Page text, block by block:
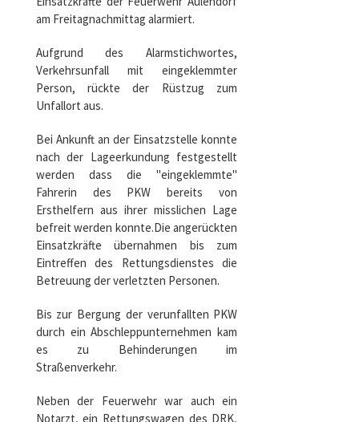
am Freitagnachmittag alarmiert.
Aufgrund des Alarmstichwortes,
Verkehrsunfall mit eingeklemmter
Person, rückte der Rüstzug zum
Unfallort aus.
Bei Ankunft an der Einsatzstelle konnte
nach der Lageerkundung festgestellt
werden dass die "eingeklemmte"
Fahrerin des PKW bereits von
Ersthelfern aus ihrer misslichen Lage
befreit werden konnte.Die angerückten
Einsatzkräfte übernahmen bis zum
Eintreffen des Rettungsdienstes die
Betreuung der verletzten Personen.
Bis zur Bergung der verunfallten PKW
durch ein Abschleppunternehmen kam
es zu Behinderungen im
Straßenverkehr.
Neben der Feuerwehr war auch ein
Notarzt, ein Rettungswagen des DRK,